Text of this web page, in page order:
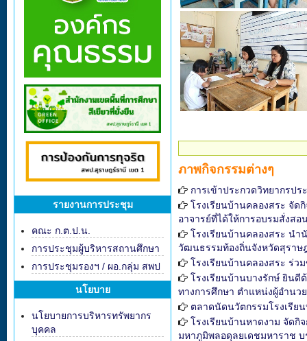
รายงานการประชุม
คณะ ก.ต.ป.น.
การประชุมผู้บริหารสถานศึกษา
การประชุมรองฯ / ผอ.กลุ่ม สพป
นโยบาย
นโยบายการบริหารทรัพยากร
บุคคล
ภาพกิจกรรมต่างๆ
การเข้าประกวดวิทยากรป
โรงเรียนบ้านคลองสระ จัด
อาจารย์ที่ได้ให้การอบรมสั่งส
โรงเรียนบ้านคลองสระ น
วัฒนธรรมท้องถิ่นจังหวัดสุราษ
โรงเรียนบ้านคลองสระ ร่ว
โรงเรียนบ้านบางรักษ์ ยิน
ทางการศึกษา ตำแหน่งผู้อำนว
ตลาดนัดนวัตกรรมโรงเรีย
โรงเรียนบ้านหาดงาม จัดกิ
มหาภูมิพลอดุลยเดชมหาราช